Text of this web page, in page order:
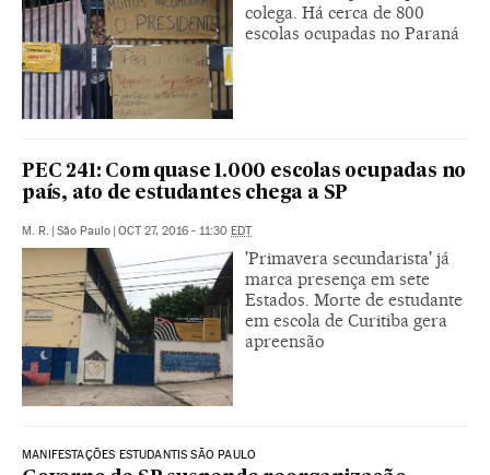
colega. Há cerca de 800
escolas ocupadas no Paraná
PEC 241: Com quase 1.000 escolas ocupadas no
país, ato de estudantes chega a SP
M. R. | São Paulo | OCT 27, 2016 - 11:30 EDT
'Primavera secundarista' já
marca presença em sete
Estados. Morte de estudante
em escola de Curitiba gera
apreensão
MANIFESTAÇÕES ESTUDANTIS SÃO PAULO